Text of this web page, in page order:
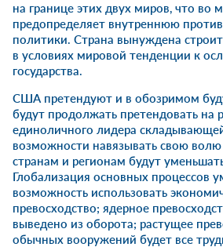
на границе этих двух миров, что во
предопределяет внутреннюю
политики. Страна вынуждена
в условиях мировой тенденции к
государства.
США претендуют и в обозримом
будут продолжать претендовать на
единоличного лидера
возможности навязывать свою
странам и регионам будут
Глобализация основных процессов
возможность использовать
превосходство; ядерное
выведено из оборота; растущее
обычных вооружений будет все